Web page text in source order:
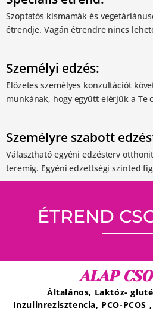
Szoptatós kismamák és
étrendje. Vagán étrendre nincs
Személyi edzés:
Előzetes személyes konzultációt
munkának, hogy együtt elérjük a Te
Személyre szabott
Választható egyéni edzésterv
teremig. Egyéni edzettségi szinted
ÉTREND
ALAP
Általános, Laktóz-
Inzulinrezisztencia, PCO-